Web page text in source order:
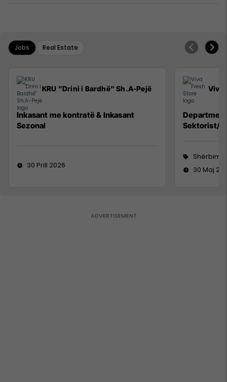
Jobs Real Estate
KRU "Drini i Bardhë" Sh.A-Pejë
Inkasant me kontratë & Inkasant
Sezonal
30 Prill 2026
Viva
Sektorist/e
30 Maj